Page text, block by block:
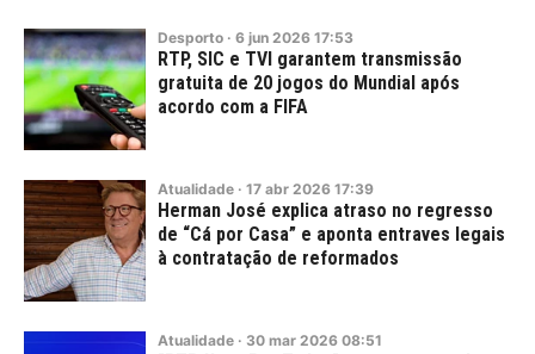
Desporto · 6 jun 2026 17:53
RTP, SIC e TVI garantem transmissão
gratuita de 20 jogos do Mundial após
acordo com a FIFA
Atualidade · 17 abr 2026 17:39
Herman José explica atraso no regresso
de “Cá por Casa” e aponta entraves legais
à contratação de reformados
Atualidade · 30 mar 2026 08:51